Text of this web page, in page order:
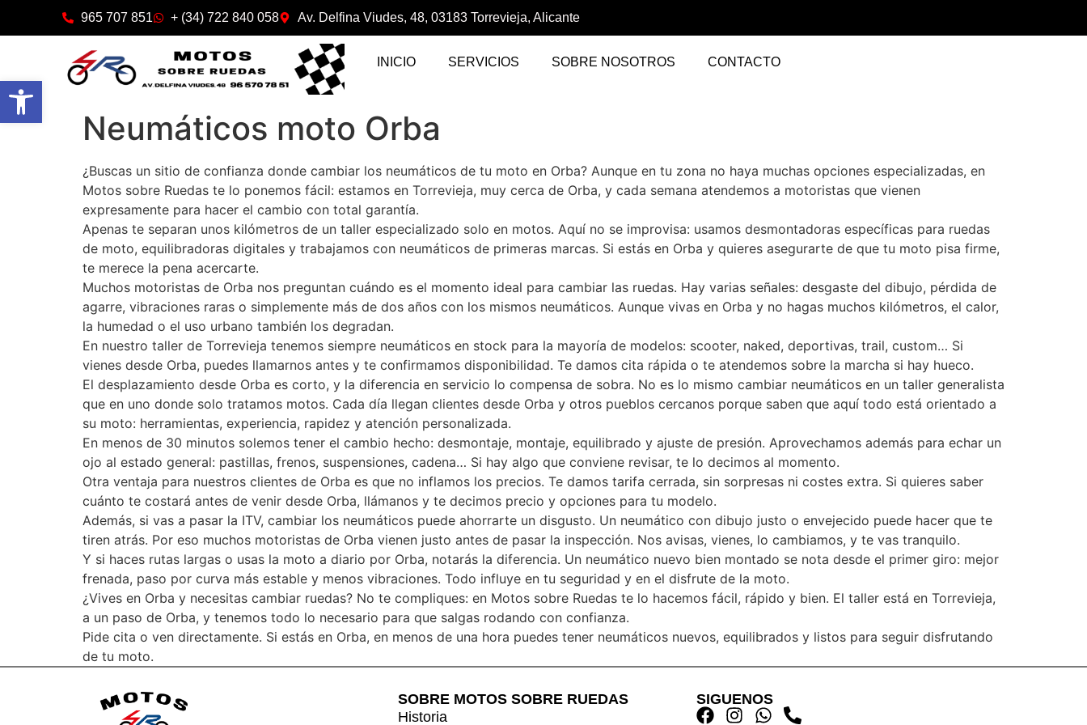
Abrir barra de herramientas
965 707 851 + (34) 722 840 058 Av. Delfina Viudes, 48, 03183 Torrevieja, Alicante
INICIO SERVICIOS SOBRE NOSOTROS CONTACTO
Neumáticos moto Orba
¿Buscas un sitio de confianza donde cambiar los neumáticos de tu moto en Orba? Aunque en tu zona no haya muchas opciones especializadas, en
Motos sobre Ruedas te lo ponemos fácil: estamos en Torrevieja, muy cerca de Orba, y cada semana atendemos a motoristas que vienen
expresamente para hacer el cambio con total garantía.
Apenas te separan unos kilómetros de un taller especializado solo en motos. Aquí no se improvisa: usamos desmontadoras específicas para ruedas
de moto, equilibradoras digitales y trabajamos con neumáticos de primeras marcas. Si estás en Orba y quieres asegurarte de que tu moto pisa firme,
te merece la pena acercarte.
Muchos motoristas de Orba nos preguntan cuándo es el momento ideal para cambiar las ruedas. Hay varias señales: desgaste del dibujo, pérdida de
agarre, vibraciones raras o simplemente más de dos años con los mismos neumáticos. Aunque vivas en Orba y no hagas muchos kilómetros, el calor,
la humedad o el uso urbano también los degradan.
En nuestro taller de Torrevieja tenemos siempre neumáticos en stock para la mayoría de modelos: scooter, naked, deportivas, trail, custom… Si
vienes desde Orba, puedes llamarnos antes y te confirmamos disponibilidad. Te damos cita rápida o te atendemos sobre la marcha si hay hueco.
El desplazamiento desde Orba es corto, y la diferencia en servicio lo compensa de sobra. No es lo mismo cambiar neumáticos en un taller generalista
que en uno donde solo tratamos motos. Cada día llegan clientes desde Orba y otros pueblos cercanos porque saben que aquí todo está orientado a
su moto: herramientas, experiencia, rapidez y atención personalizada.
En menos de 30 minutos solemos tener el cambio hecho: desmontaje, montaje, equilibrado y ajuste de presión. Aprovechamos además para echar un
ojo al estado general: pastillas, frenos, suspensiones, cadena… Si hay algo que conviene revisar, te lo decimos al momento.
Otra ventaja para nuestros clientes de Orba es que no inflamos los precios. Te damos tarifa cerrada, sin sorpresas ni costes extra. Si quieres saber
cuánto te costará antes de venir desde Orba, llámanos y te decimos precio y opciones para tu modelo.
Además, si vas a pasar la ITV, cambiar los neumáticos puede ahorrarte un disgusto. Un neumático con dibujo justo o envejecido puede hacer que te
tiren atrás. Por eso muchos motoristas de Orba vienen justo antes de pasar la inspección. Nos avisas, vienes, lo cambiamos, y te vas tranquilo.
Y si haces rutas largas o usas la moto a diario por Orba, notarás la diferencia. Un neumático nuevo bien montado se nota desde el primer giro: mejor
frenada, paso por curva más estable y menos vibraciones. Todo influye en tu seguridad y en el disfrute de la moto.
¿Vives en Orba y necesitas cambiar ruedas? No te compliques: en Motos sobre Ruedas te lo hacemos fácil, rápido y bien. El taller está en Torrevieja,
a un paso de Orba, y tenemos todo lo necesario para que salgas rodando con confianza.
Pide cita o ven directamente. Si estás en Orba, en menos de una hora puedes tener neumáticos nuevos, equilibrados y listos para seguir disfrutando
de tu moto.
SOBRE MOTOS SOBRE RUEDAS
Historia
SIGUENOS